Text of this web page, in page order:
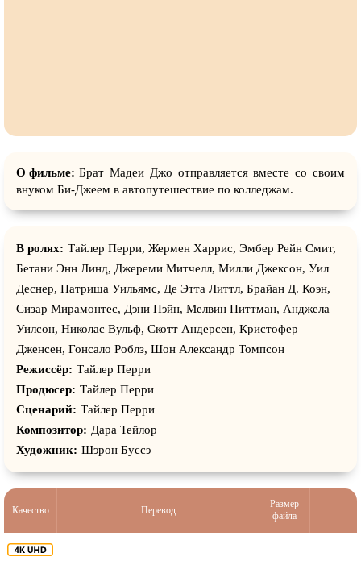
О фильме: Брат Мадеи Джо отправляется вместе со своим
внуком Би‑Джеем в автопутешествие по колледжам.
В ролях: Тайлер Перри, Жермен Харрис, Эмбер Рейн Смит,
Бетани Энн Линд, Джереми Митчелл, Милли Джексон, Уил
Деснер, Патриша Уильямс, Де Этта Литтл, Брайан Д. Коэн,
Сизар Мирамонтес, Дэни Пэйн, Мелвин Питтман, Анджела
Уилсон, Николас Вульф, Скотт Андерсен, Кристофер
Дженсен, Гонсало Роблз, Шон Александр Томпсон
Режиссёр: Тайлер Перри
Продюсер: Тайлер Перри
Сценарий: Тайлер Перри
Композитор: Дара Тейлор
Художник: Шэрон Буссэ
Качество Перевод
Размер
файла